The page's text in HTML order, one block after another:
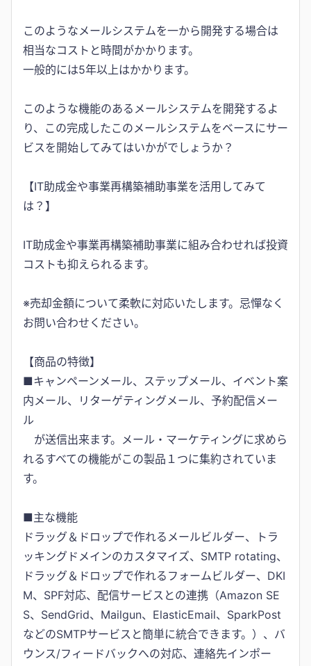
このようなメールシステムを一から開発する場合は
相当なコストと時間がかかります。
一般的には5年以上はかかります。
このような機能のあるメールシステムを開発するよ
り、この完成したこのメールシステムをベースにサー
ビスを開始してみてはいかがでしょうか？
【IT助成金や事業再構築補助事業を活用してみて
は？】
IT助成金や事業再構築補助事業に組み合わせれば投資
コストも抑えられるます。
※売却金額について柔軟に対応いたします。忌憚なく
お問い合わせください。
【商品の特徴】
■キャンペーンメール、ステップメール、イベント案
内メール、リターゲティングメール、予約配信メー
ル
が送信出来ます。メール・マーケティングに求めら
れるすべての機能がこの製品１つに集約されていま
す。
■主な機能
ドラッグ＆ドロップで作れるメールビルダー、トラ
ッキングドメインのカスタマイズ、SMTP rotating、
ドラッグ＆ドロップで作れるフォームビルダー、DKI
M、SPF対応、配信サービスとの連携（Amazon SE
S、SendGrid、Mailgun、ElasticEmail、SparkPost
などのSMTPサービスと簡単に統合できます。）、バ
ウンス/フィードバックへの対応、連絡先インポー